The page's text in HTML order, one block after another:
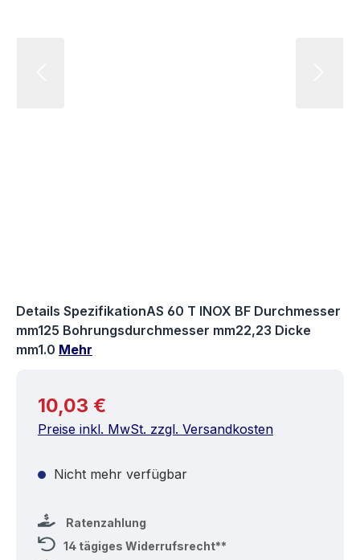
Details SpezifikationAS 60 T INOX BF Durchmesser
mm125 Bohrungsdurchmesser mm22,23 Dicke
mm1.0 Mehr
Regulärer Preis:
10,03 €
Preise inkl. MwSt. zzgl. Versandkosten
Nicht mehr verfügbar
Ratenzahlung
14 tägiges Widerrufsrecht**